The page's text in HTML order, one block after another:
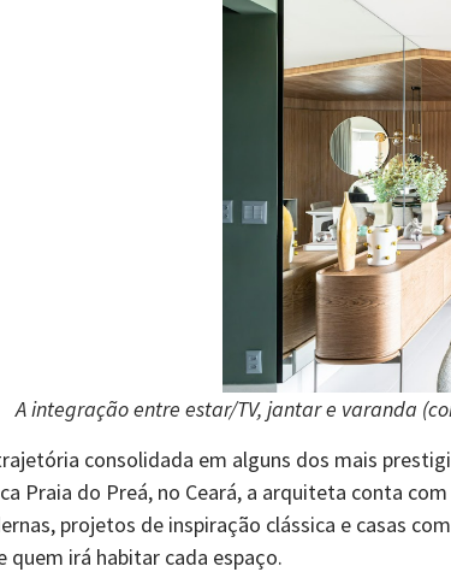
A integração entre estar/TV, jantar e varanda
consolidada em alguns dos mais
Praia do Preá, no Ceará, a arquiteta conta
projetos de inspiração clássica e casas
quem irá habitar cada espaço.